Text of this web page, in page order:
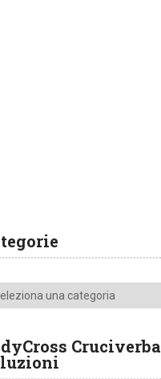
Cruciverba